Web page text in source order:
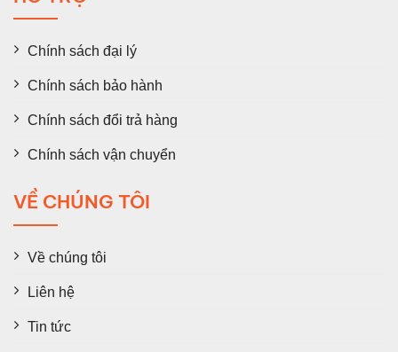
Chính sách đại lý
Chính sách bảo hành
Chính sách đổi trả hàng
Chính sách vận chuyển
VỀ CHÚNG TÔI
Về chúng tôi
Liên hệ
Tin tức